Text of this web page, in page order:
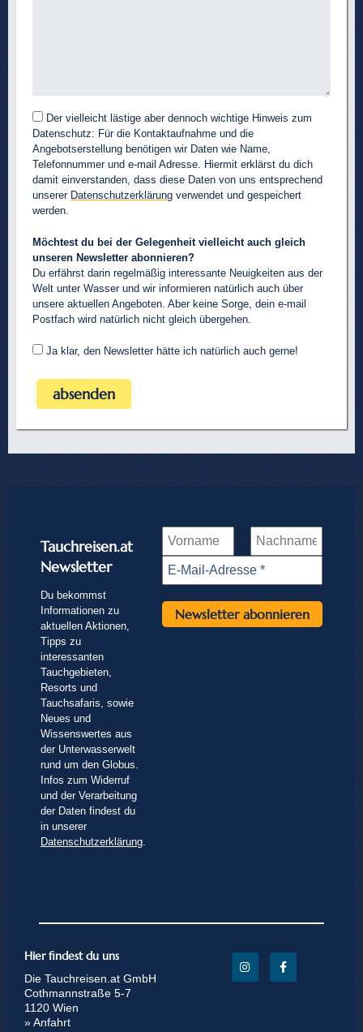
Der vielleicht lästige aber dennoch wichtige Hinweis zum
Datenschutz: Für die Kontaktaufnahme und die
Angebotserstellung benötigen wir Daten wie Name,
Telefonnummer und e-mail Adresse. Hiermit erklärst du dich
damit einverstanden, dass diese Daten von uns entsprechend
unserer Datenschutzerklärung verwendet und gespeichert
werden.
Möchtest du bei der Gelegenheit vielleicht auch gleich
unseren Newsletter abonnieren?
Du erfährst darin regelmäßig interessante Neuigkeiten aus der
Welt unter Wasser und wir informieren natürlich auch über
unsere aktuellen Angeboten. Aber keine Sorge, dein e-mail
Postfach wird natürlich nicht gleich übergehen.
Ja klar, den Newsletter hätte ich natürlich auch gerne!
Tauchreisen.at
Newsletter
Du bekommst
Informationen zu
aktuellen Aktionen,
Tipps zu
interessanten
Tauchgebieten,
Resorts und
Tauchsafaris, sowie
Neues und
Wissenswertes aus
der Unterwasserwelt
rund um den Globus.
Infos zum Widerruf
und der Verarbeitung
der Daten findest du
in unserer
Datenschutzerklärung
Hier findest du uns
Die Tauchreisen.at GmbH
Cothmannstraße 5-7
1120 Wien
» Anfahrt